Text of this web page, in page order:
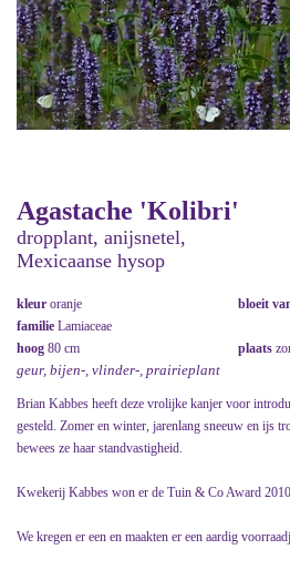
Agastache 'Kolibri'
dropplant, anijsnetel,
Mexicaanse hysop
kleur oranje bloeit
familie Lamiaceae
hoog 80 cm plaats
geur, bijen-, vlinder-, prairieplant
Brian Kabbes heeft deze vrolijke kanjer voor
gesteld. Zomer en winter, jarenlang sneeuw en ijs
bewees ze haar standvastigheid.
Kwekerij Kabbes won er de Tuin & Co Award
We kregen er een en maakten er een aardig